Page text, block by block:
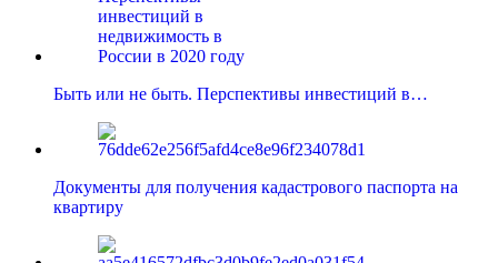
Быть или не быть. Перспективы инвестиций в…
Документы для получения кадастрового паспорта на
квартиру